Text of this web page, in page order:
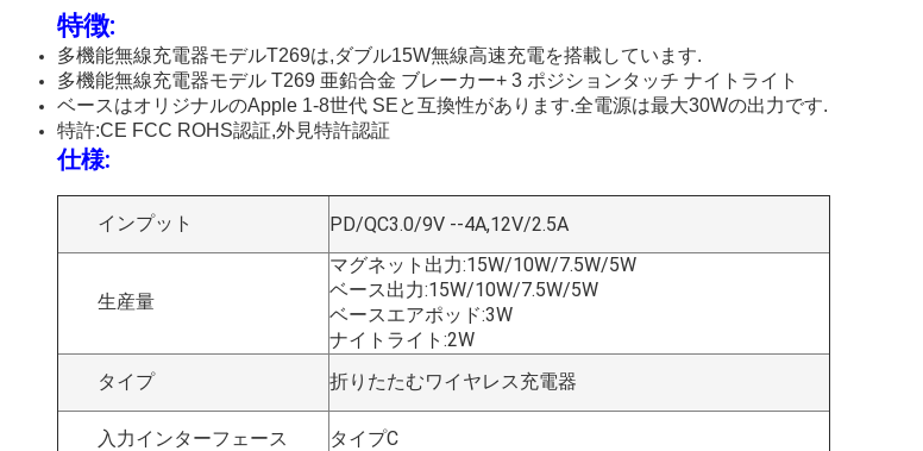
特徴:
多機能無線充電器モデルT269は,ダブル15W無線高速充電を搭載しています.
多機能無線充電器モデル T269 亜鉛合金 ブレーカー+ 3 ポジションタッチ ナイトライト
ベースはオリジナルのApple 1-8世代 SEと互換性があります.全電源は最大30Wの出力です.
特許:CE FCC ROHS認証,外見特許認証
仕様:
インプット PD/QC3.0/9V --4A,12V/2.5A
生産量
マグネット出力:15W/10W/7.5W/5W
ベース出力:15W/10W/7.5W/5W
ベースエアポッド:3W
ナイトライト:2W
タイプ
折りたたむワイヤレス充電器
入力インターフェース タイプC